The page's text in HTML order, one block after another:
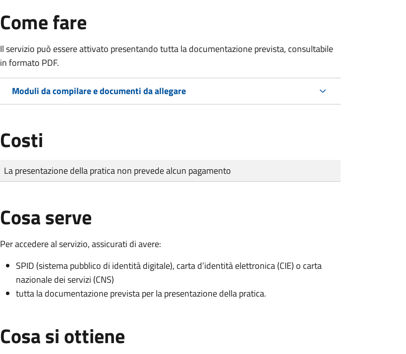
Come fare
Il servizio può essere attivato presentando tutta la documentazione prevista, consultabile
in formato PDF.
Moduli da compilare e documenti da allegare
Costi
Tipo di pagamento
Importo
La presentazione della pratica non prevede alcun pagamento
Cosa serve
Per accedere al servizio, assicurati di avere:
SPID (sistema pubblico di identità digitale), carta d’identità elettronica (CIE) o carta
nazionale dei servizi (CNS)
tutta la documentazione prevista per la presentazione della pratica.
Cosa si ottiene